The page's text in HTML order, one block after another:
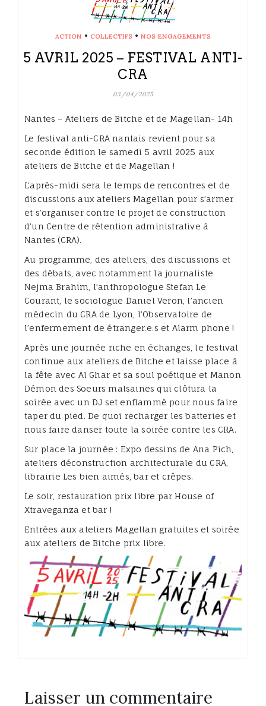
ACTION • COLLECTIFS • NOS ENGAGEMENTS
5 AVRIL 2025 – FESTIVAL ANTI-
CRA
03/04/2025
Nantes – Ateliers de Bitche et de Magellan- 14h
Le festival anti-CRA nantais revient pour sa
seconde édition le samedi 5 avril 2025 aux
ateliers de Bitche et de Magellan !
L’après-midi sera le temps de rencontres et de
discussions aux ateliers Magellan pour s’armer
et s’organiser contre le projet de construction
d’un Centre de rétention administrative à
Nantes (CRA).
Au programme, des ateliers, des discussions et
des débats, avec notamment la journaliste
Nejma Brahim, l’anthropologue Stefan Le
Courant, le sociologue Daniel Veron, l’ancien
médecin du CRA de Lyon, l’Observatoire de
l’enfermement de étranger.e.s et Alarm phone !
Après une journée riche en échanges, le festival
continue aux ateliers de Bitche et laisse place à
la fête avec Al Ghar et sa soul poétique et Manon
Démon des Soeurs malsaines qui clôtura la
soirée avec un DJ set enflammé pour nous faire
taper du pied. De quoi recharger les batteries et
nous faire danser toute la soirée contre les CRA.
Sur place la journée : Expo dessins de Ana Pich,
ateliers déconstruction architecturale du CRA,
librairie Les bien aimés, bar et crêpes.
Le soir, restauration prix libre par House of
Xtraveganza et bar !
Entrées aux ateliers Magellan gratuites et soirée
aux ateliers de Bitche prix libre.
Laisser un commentaire